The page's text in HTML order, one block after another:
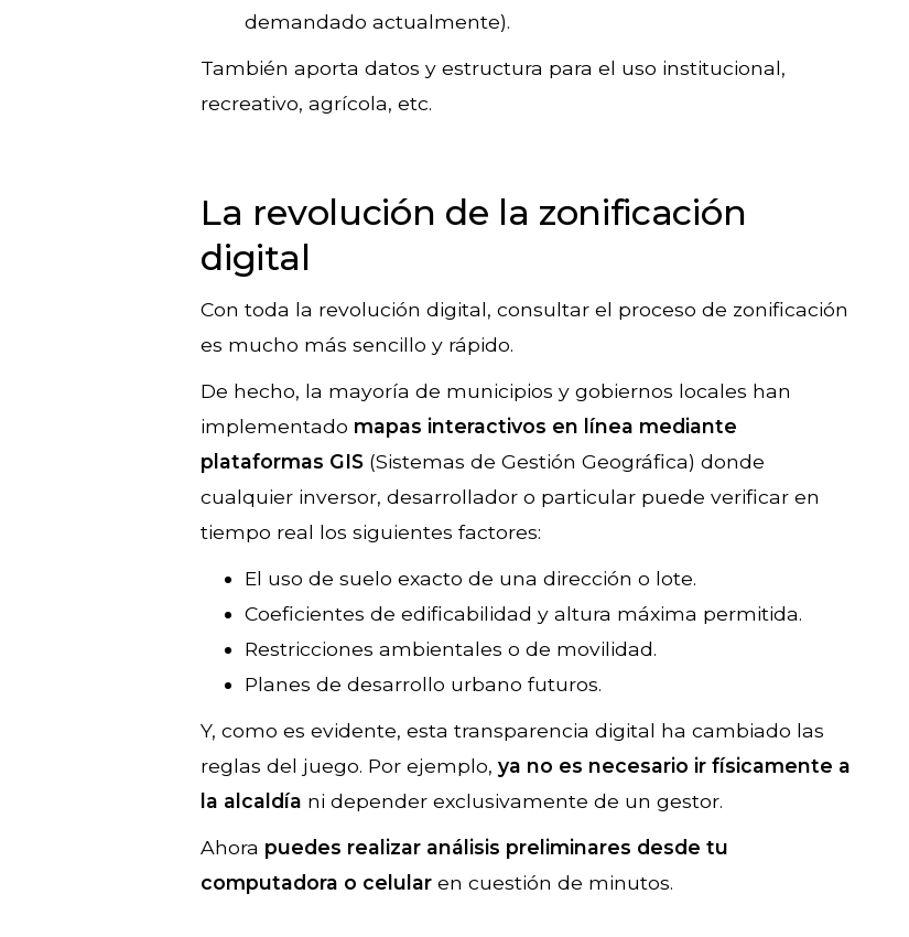
demandado actualmente).
También aporta datos y estructura para el uso institucional,
recreativo, agrícola, etc.
La revolución de la zonificación
digital
Con toda la revolución digital, consultar el proceso de zonificación
es mucho más sencillo y rápido.
De hecho, la mayoría de municipios y gobiernos locales han
implementado mapas interactivos en línea mediante
plataformas GIS (Sistemas de Gestión Geográfica) donde
cualquier inversor, desarrollador o particular puede verificar en
tiempo real los siguientes factores:
El uso de suelo exacto de una dirección o lote.
Coeficientes de edificabilidad y altura máxima permitida.
Restricciones ambientales o de movilidad.
Planes de desarrollo urbano futuros.
Y, como es evidente, esta transparencia digital ha cambiado las
reglas del juego. Por ejemplo,ya no es necesario ir físicamente a
la alcaldía ni depender exclusivamente de un gestor.
Ahora puedes realizar análisis preliminares desde tu
computadora o celular en cuestión de minutos.